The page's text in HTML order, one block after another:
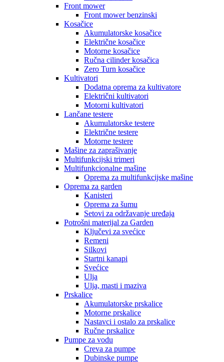
Front mower
Front mower benzinski
Kosačice
Akumulatorske kosačice
Električne kosačice
Motorne kosačice
Ručna cilinder kosačica
Zero Turn kosačice
Kultivatori
Dodatna oprema za kultivatore
Električni kultivatori
Motorni kultivatori
Lančane testere
Akumulatorske testere
Električne testere
Motorne testere
Mašine za zaprašivanje
Multifunkcijski trimeri
Multifunkcionalne mašine
Oprema za multifunkcijske mašine
Oprema za garden
Kanisteri
Oprema za šumu
Setovi za održavanje uređaja
Potrošni materijal za Garden
Ključevi za svećice
Remeni
Silkovi
Startni kanapi
Svećice
Ulja
Ulja, masti i maziva
Prskalice
Akumulatorske prskalice
Motorne prskalice
Nastavci i ostalo za prskalice
Ručne prskalice
Pumpe za vodu
Creva za pumpe
Dubinske pumpe